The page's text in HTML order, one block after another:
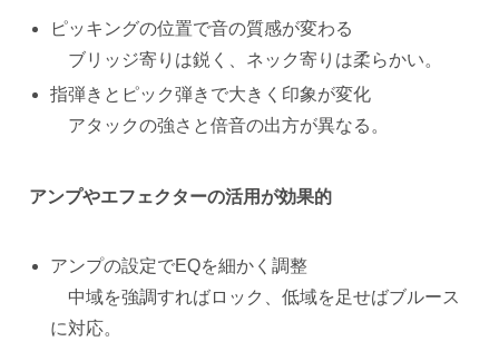
ピッキングの位置で音の質感が変わる
ブリッジ寄りは鋭く、ネック寄りは柔らかい。
指弾きとピック弾きで大きく印象が変化
アタックの強さと倍音の出方が異なる。
アンプやエフェクターの活用が効果的
アンプの設定でEQを細かく調整
中域を強調すればロック、低域を足せばブルース
に対応。